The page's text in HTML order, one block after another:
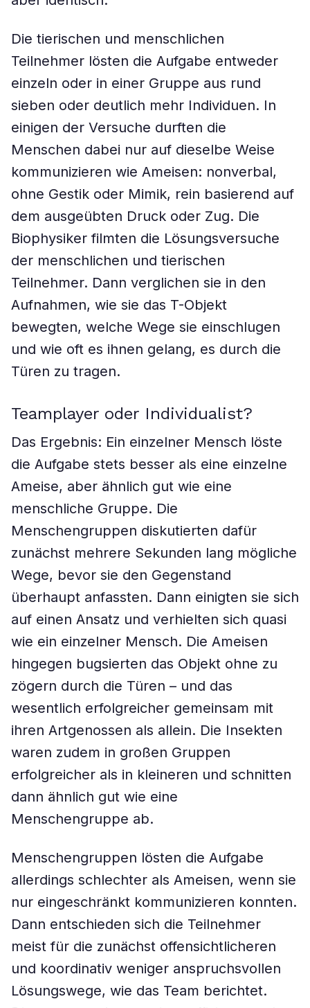
Die tierischen und menschlichen
Teilnehmer lösten die Aufgabe entweder
einzeln oder in einer Gruppe aus rund
sieben oder deutlich mehr Individuen. In
einigen der Versuche durften die
Menschen dabei nur auf dieselbe Weise
kommunizieren wie Ameisen: nonverbal,
ohne Gestik oder Mimik, rein basierend auf
dem ausgeübten Druck oder Zug. Die
Biophysiker filmten die Lösungsversuche
der menschlichen und tierischen
Teilnehmer. Dann verglichen sie in den
Aufnahmen, wie sie das T-Objekt
bewegten, welche Wege sie einschlugen
und wie oft es ihnen gelang, es durch die
Türen zu tragen.
Teamplayer oder Individualist?
Das Ergebnis: Ein einzelner Mensch löste
die Aufgabe stets besser als eine einzelne
Ameise, aber ähnlich gut wie eine
menschliche Gruppe. Die
Menschengruppen diskutierten dafür
zunächst mehrere Sekunden lang mögliche
Wege, bevor sie den Gegenstand
überhaupt anfassten. Dann einigten sie sich
auf einen Ansatz und verhielten sich quasi
wie ein einzelner Mensch. Die Ameisen
hingegen bugsierten das Objekt ohne zu
zögern durch die Türen – und das
wesentlich erfolgreicher gemeinsam mit
ihren Artgenossen als allein. Die Insekten
waren zudem in großen Gruppen
erfolgreicher als in kleineren und schnitten
dann ähnlich gut wie eine
Menschengruppe ab.
Menschengruppen lösten die Aufgabe
allerdings schlechter als Ameisen, wenn sie
nur eingeschränkt kommunizieren konnten.
Dann entschieden sich die Teilnehmer
meist für die zunächst offensichtlicheren
und koordinativ weniger anspruchsvollen
Lösungswege, wie das Team berichtet.